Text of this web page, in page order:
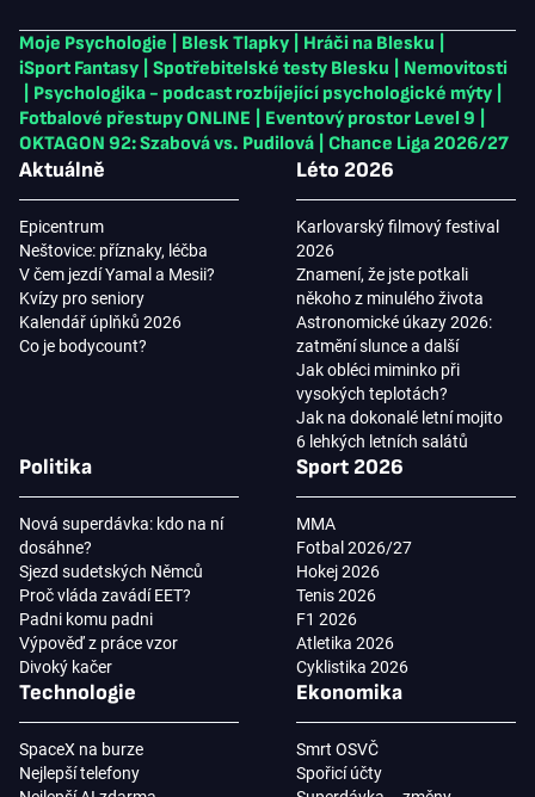
Moje Psychologie Blesk Tlapky Hráči na Blesku
iSport Fantasy
Spotřebitelské testy Blesku
Nemovitosti
Psychologika - podcast rozbíjející psychologické mýty
Fotbalové přestupy ONLINE
Eventový prostor Level 9
OKTAGON 92: Szabová vs. Pudilová
Chance Liga 2026/27
Aktuálně
Epicentrum
Neštovice: příznaky, léčba
V čem jezdí Yamal a Mesii?
Kvízy pro seniory
Kalendář úplňků 2026
Co je bodycount?
Léto 2026
Karlovarský filmový festival
2026
Znamení, že jste potkali
někoho z minulého života
Astronomické úkazy 2026:
zatmění slunce a další
Jak obléci miminko při
vysokých teplotách?
Jak na dokonalé letní mojito
6 lehkých letních salátů
Politika
Nová superdávka: kdo na ní
dosáhne?
Sjezd sudetských Němců
Proč vláda zavádí EET?
Padni komu padni
Výpověď z práce vzor
Divoký kačer
Sport 2026
MMA
Fotbal 2026/27
Hokej 2026
Tenis 2026
F1 2026
Atletika 2026
Cyklistika 2026
Technologie
SpaceX na burze
Nejlepší telefony
Ekonomika
Smrt OSVČ
Spořicí účty